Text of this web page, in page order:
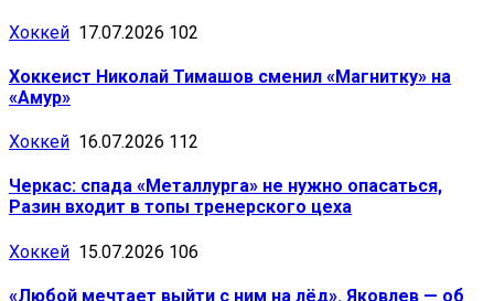
Хоккей 17.07.2026 102
Хоккеист Николай Тимашов сменил «Магнитку» на
«Амур»
Хоккей 16.07.2026 112
Черкас: спада «Металлурга» не нужно опасаться,
Разин входит в топы тренерского цеха
Хоккей 15.07.2026 106
«Любой мечтает выйти с ним на лёд». Яковлев — об